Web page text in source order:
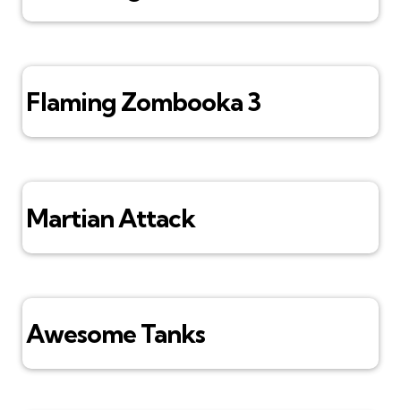
Flaming Zombooka 3
Martian Attack
Awesome Tanks